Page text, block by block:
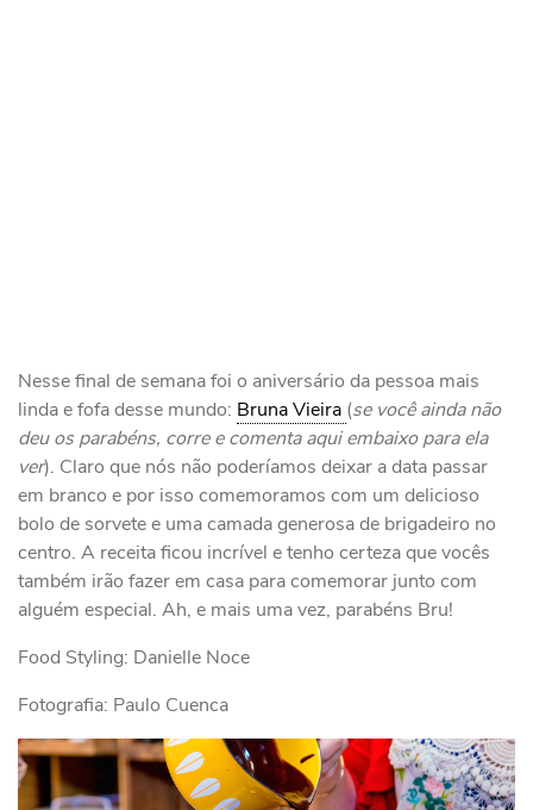
Nesse final de semana foi o aniversário da pessoa mais
linda e fofa desse mundo: Bruna Vieira (se você ainda não
deu os parabéns, corre e comenta aqui embaixo para ela
ver). Claro que nós não poderíamos deixar a data passar
em branco e por isso comemoramos com um delicioso
bolo de sorvete e uma camada generosa de brigadeiro no
centro. A receita ficou incrível e tenho certeza que vocês
também irão fazer em casa para comemorar junto com
alguém especial. Ah, e mais uma vez, parabéns Bru!
Food Styling: Danielle Noce
Fotografia: Paulo Cuenca